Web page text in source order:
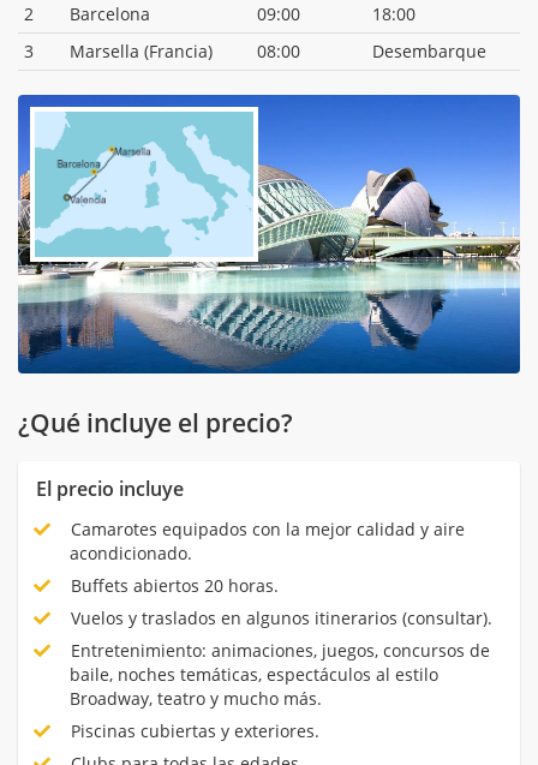
2
Barcelona 09:00
18:00
3
Marsella (Francia) 08:00 Desembarque
¿Qué incluye el precio?
El precio incluye
Camarotes equipados con la mejor calidad y aire
acondicionado.
Buffets abiertos 20 horas.
Vuelos y traslados en algunos itinerarios (consultar).
Entretenimiento: animaciones, juegos, concursos de
baile, noches temáticas, espectáculos al estilo
Broadway, teatro y mucho más.
Piscinas cubiertas y exteriores.